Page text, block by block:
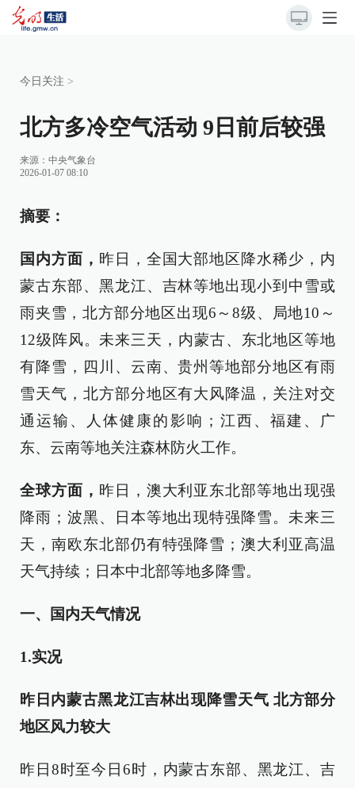
今日关注 >
北方多冷空气活动 9日前后较强
来源： 中央气象台
2026-01-07 08:10
摘要：
国内方面， 昨日，全国大部地区降水稀少，内
蒙古东部、黑龙江、吉林等地出现小到中雪或
雨夹雪，北方部分地区出现6～8级、局地10～
12级阵风。未来三天，内蒙古、东北地区等地
有降雪，四川、云南、贵州等地部分地区有雨
雪天气，北方部分地区有大风降温，关注对交
通运输、人体健康的影响；江西、福建、广
东、云南等地关注森林防火工作。
全球方面， 昨日，澳大利亚东北部等地出现强
降雨；波黑、日本等地出现特强降雪。未来三
天，南欧东北部仍有特强降雪；澳大利亚高温
天气持续；日本中北部等地多降雪。
一、国内天气情况
1.实况
昨日内蒙古黑龙江吉林出现降雪天气 北方部分
地区风力较大
昨日8时至今日6时，内蒙古东部、黑龙江、吉